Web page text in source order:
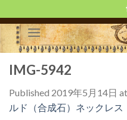
to
content
IMG-5942
Published 2019年5月14日 at
ルド（合成石）ネックレス